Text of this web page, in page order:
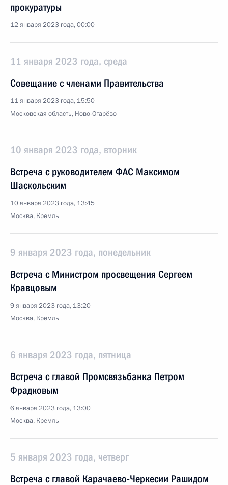
прокуратуры
12 января 2023 года, 00:00
11 января 2023 года, среда
Совещание с членами Правительства
11 января 2023 года, 15:50
Московская область, Ново-Огарёво
10 января 2023 года, вторник
Встреча с руководителем ФАС Максимом
Шаскольским
10 января 2023 года, 13:45
Москва, Кремль
9 января 2023 года, понедельник
Встреча с Министром просвещения Сергеем
Кравцовым
9 января 2023 года, 13:20
Москва, Кремль
6 января 2023 года, пятница
Встреча с главой Промсвязьбанка Петром
Фрадковым
6 января 2023 года, 13:00
Москва, Кремль
5 января 2023 года, четверг
Встреча с главой Карачаево-Черкесии Рашидом